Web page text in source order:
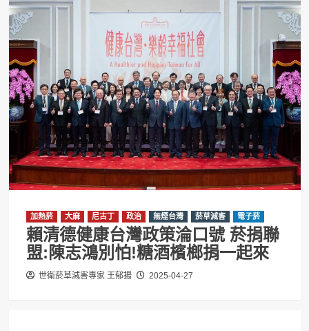
加熱菸 大麻 尼古丁 政治 無煙台灣 菸草減害 電子菸
賴清德健康台灣政策淪口號 菸捐聯
盟:陳志鴻別怕!糖酒檳榔捐一起來
世衛菸草減害專家 王郁揚 2025-04-27